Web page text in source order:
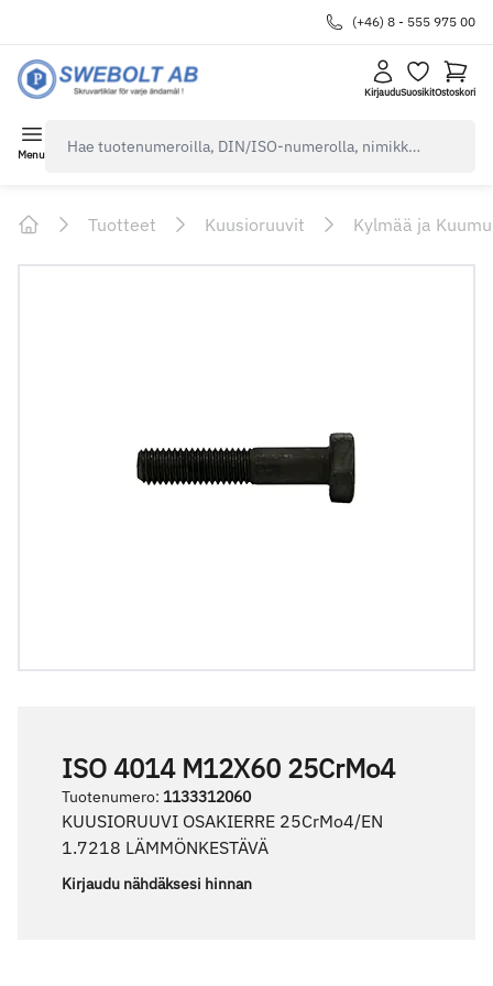
(+46) 8 - 555 975 00
KirjauduSuosikitOstoskori
Menu
Tuotteet Kuusioruuvit Kylmää ja
ISO 4014 M12X60 25CrMo4
Tuotenumero: 1133312060
KUUSIORUUVI OSAKIERRE 25CrMo4/EN
1.7218 LÄMMÖNKESTÄVÄ
Kirjaudu nähdäksesi hinnan